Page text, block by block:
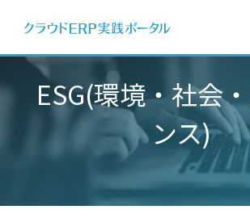
ESG(環境・社会
ンス)